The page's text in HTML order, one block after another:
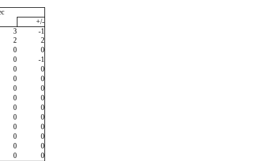
+/-
3
-1
2
2
0
0
0
-1
0
0
0
0
0
0
0
0
0
0
0
0
0
0
0
0
0
0
0
0